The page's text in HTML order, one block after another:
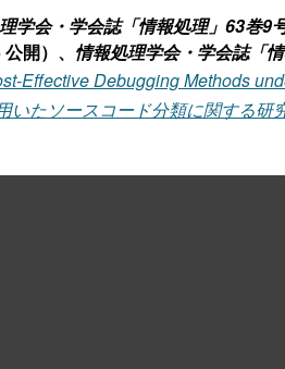
学会・学会誌「情報処理」63巻9
開）、 情報処理学会・学会誌「
Effective Debugging Methods
いたソースコード分類に関する研